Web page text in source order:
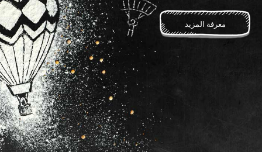
معرفة المزيد